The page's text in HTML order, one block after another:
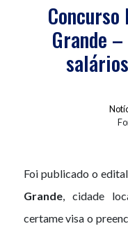
Grande
Foi publicado o
Grande, cidade
certame visa o